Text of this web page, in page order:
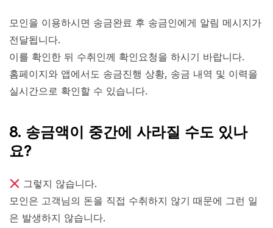
모인을 이용하시면 송금완료 후 송금인에게 알림 메시지가
전달됩니다.
이를 확인한 뒤 수취인께 확인요청을 하시기 바랍니다.
홈페이지와 앱에서도 송금진행 상황, 송금 내역 및 이력을
실시간으로 확인할 수 있습니다.
8. 송금액이 중간에 사라질 수도 있나
요?
그렇지 않습니다.
모인은 고객님의 돈을 직접 수취하지 않기 때문에 그런 일
은 발생하지 않습니다.